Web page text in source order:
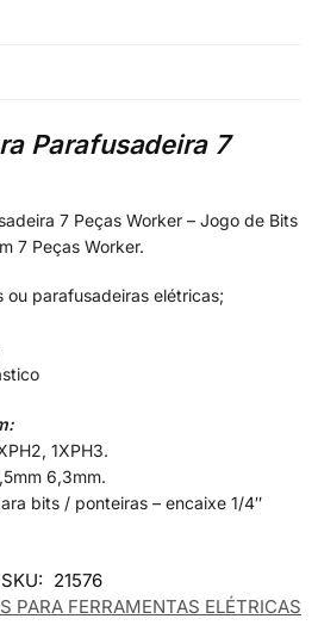
Parafusadeira 7
7 Peças Worker – Jogo de Bits
7 Peças Worker.
ou parafusadeiras elétricas;
1XPH3.
6,3mm.
bits / ponteiras – encaixe 1/4″
SKU: 21576
PARA FERRAMENTAS ELÉTRICAS